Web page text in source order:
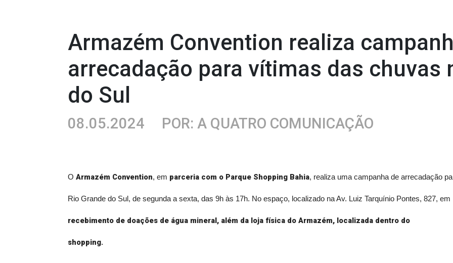
Armazém Convention realiza
arrecadação para vítimas das chuvas
do Sul
08.05.2024 POR: A QUATRO COMUNICAÇÃO
OArmazém Convention, em parceria com o Parque Shopping Bahia, realiza uma campanha de arrecadação
Rio Grande do Sul, de segunda a sexta, das 9h às 17h. No espaço, localizado na Av. Luiz Tarquínio Pontes, 827,
recebimento de doações de água mineral, além da loja física do Armazém, localizada dentro do
shopping.